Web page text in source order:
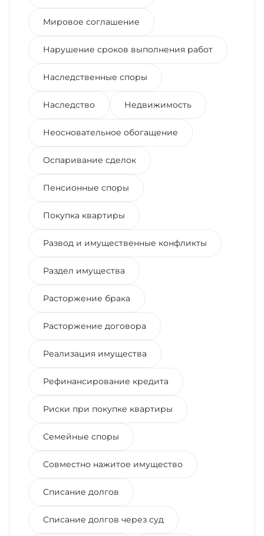
Мировое соглашение
Нарушение сроков выполнения работ
Наследственные споры
Наследство Недвижимость
Неосновательное обогащение
Оспаривание сделок
Пенсионные споры
Покупка квартиры
Развод и имущественные конфликты
Раздел имущества
Расторжение брака
Расторжение договора
Реализация имущества
Рефинансирование кредита
Риски при покупке квартиры
Семейные споры
Совместно нажитое имущество
Списание долгов
Списание долгов через суд